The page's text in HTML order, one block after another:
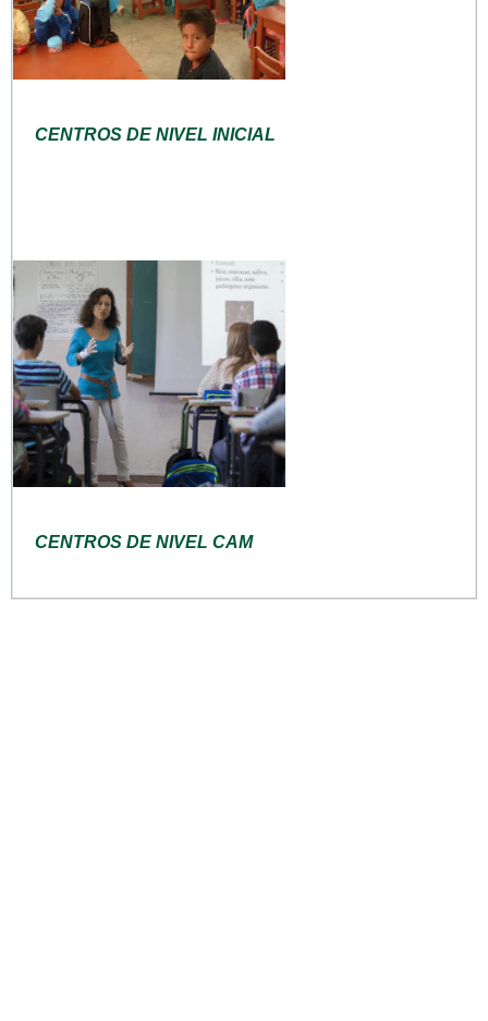
CENTROS DE NIVEL INICIAL
CENTROS DE NIVEL CAM